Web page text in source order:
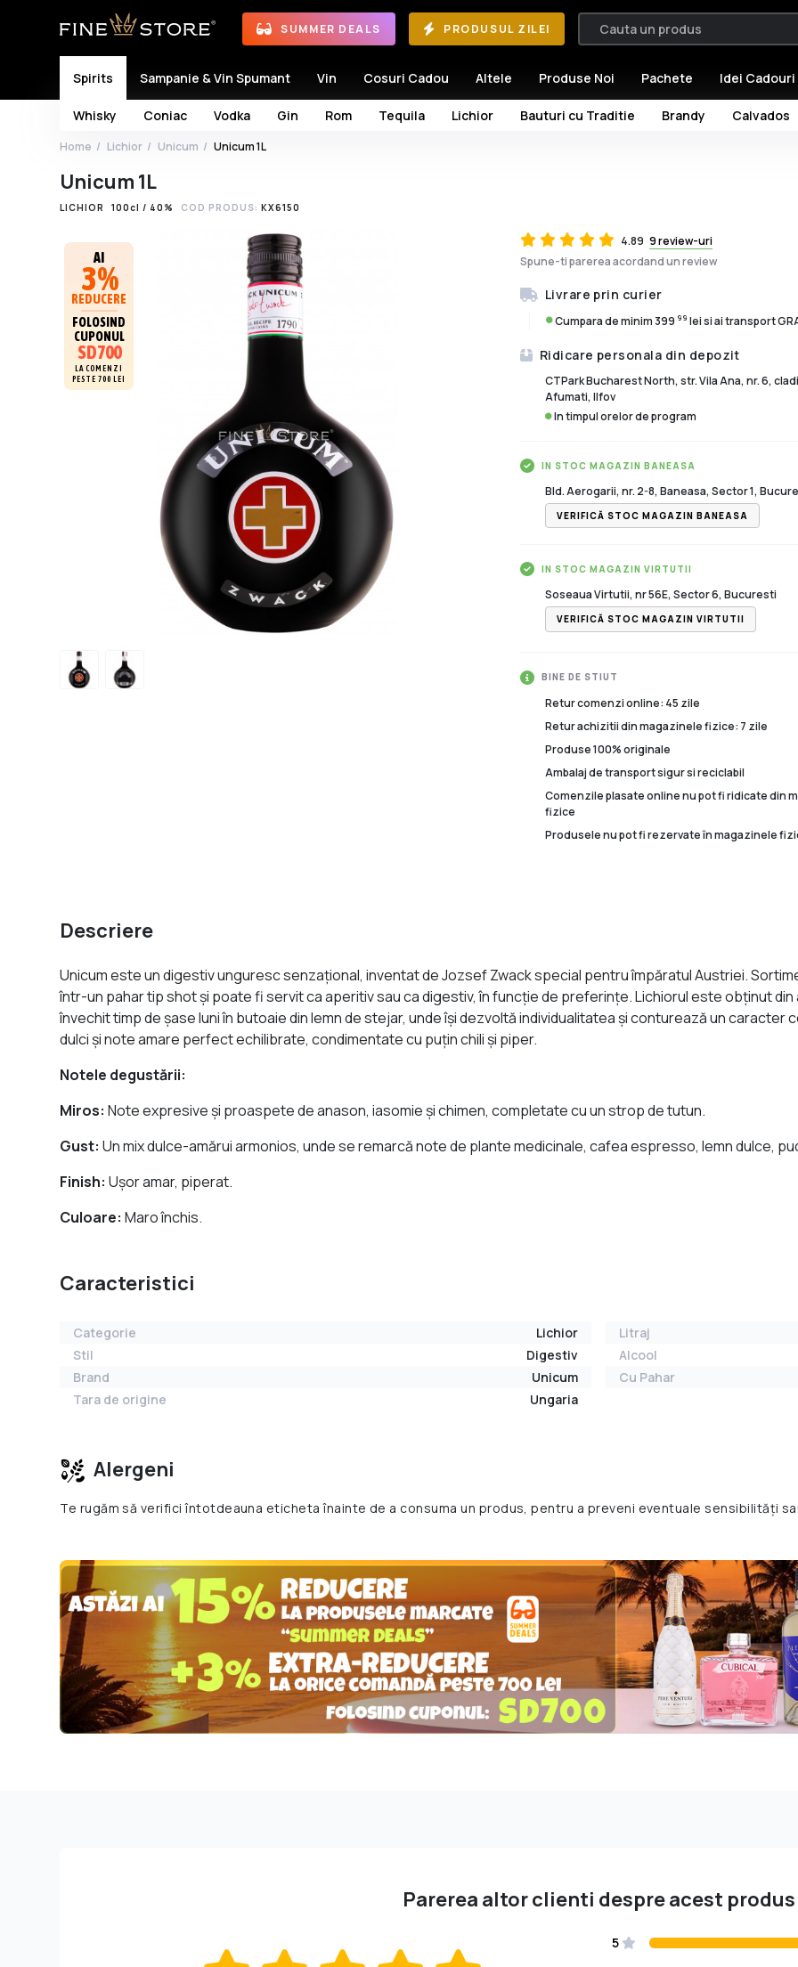
SUMMER DEALS PRODUSUL ZILEI
Spirits
Whisky Coniac Vodka Gin Rom Tequila Lichior Bauturi cu Traditie Brandy Calvados
Sampanie & Vin Spumant Vin Cosuri Cadou Altele Produse Noi Pachete Idei Cadouri
Home Lichior Unicum Unicum 1L
Unicum 1L
LICHIOR 100cl / 40% COD PRODUS: KX6150
AI
3%
REDUCERE
FOLOSIND
CUPONUL
SD700
LA COMENZI
PESTE 700 LEI
4.89 9 review-uri
Spune-ti parerea acordand un review
Livrare prin curier
Cumpara de minim 399 99 lei si ai transport
Ridicare personala din depozit
CTPark Bucharest North, str. Vila Ana, nr. 6,
Afumati, Ilfov
In timpul orelor de program
IN STOC MAGAZIN BANEASA
Bld. Aerogarii, nr. 2-8, Baneasa, Sector 1,
VERIFICĂ STOC MAGAZIN BANEASA
IN STOC MAGAZIN VIRTUTII
Soseaua Virtutii, nr 56E, Sector 6, Bucuresti
VERIFICĂ STOC MAGAZIN VIRTUTII
BINE DE STIUT
Retur comenzi online: 45 zile
Retur achizitii din magazinele fizice: 7 zile
Produse 100% originale
Ambalaj de transport sigur si reciclabil
Comenzile plasate online nu pot fi ridicate din
fizice
Produsele nu pot fi rezervate în magazinele
Descriere
Unicum este un digestiv unguresc senzaţional, inventat de Jozsef Zwack special pentru împăratul Austriei.
într-un pahar tip shot şi poate fi servit ca aperitiv sau ca digestiv, în funcţie de preferinţe. Lichiorul este obţinut
învechit timp de şase luni în butoaie din lemn de stejar, unde îşi dezvoltă individualitatea şi conturează un
dulci şi note amare perfect echilibrate, condimentate cu puţin chili şi piper.
Notele degustării:
Miros: Note expresive şi proaspete de anason, iasomie şi chimen, completate cu un strop de tutun.
Gust:Un mix dulce-amărui armonios, unde se remarcă note de plante medicinale, cafea espresso, lemn dulce,
Finish: Uşor amar, piperat.
Culoare: Maro închis.
Caracteristici
Categorie
Lichior
Stil
Digestiv
Brand
Unicum
Tara de origine
Ungaria
Litraj
Alcool
Cu Pahar
Alergeni
Te rugăm să verifici întotdeauna eticheta înainte de a consuma un produs, pentru a preveni eventuale sensibilități
Parerea altor clienti despre acest produs
5